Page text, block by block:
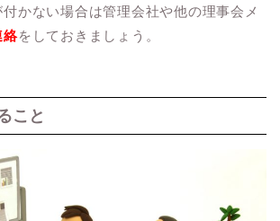
かない場合は管理会社や他の理事会メ
絡をしておきましょう。
こと